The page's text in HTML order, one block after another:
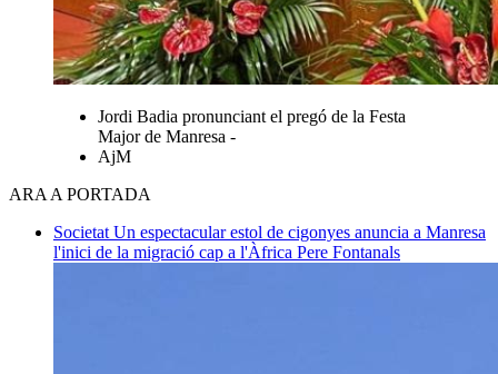
Jordi Badia pronunciant el pregó de la Festa
Major de Manresa -
AjM
ARA A PORTADA
Societat Un espectacular estol de cigonyes anuncia a Manresa
l'inici de la migració cap a l'Àfrica Pere Fontanals